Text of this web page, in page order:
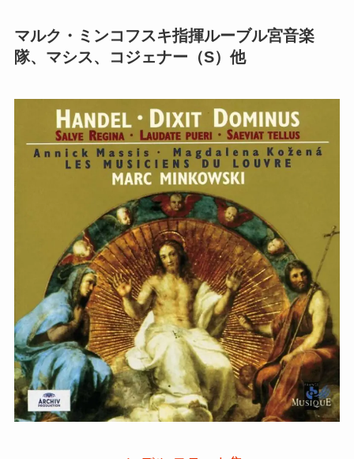
マルク・ミンコフスキ指揮ルーブル宮音楽
隊、マシス、コジェナー（S）他